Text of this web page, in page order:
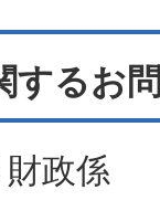
するお
政係